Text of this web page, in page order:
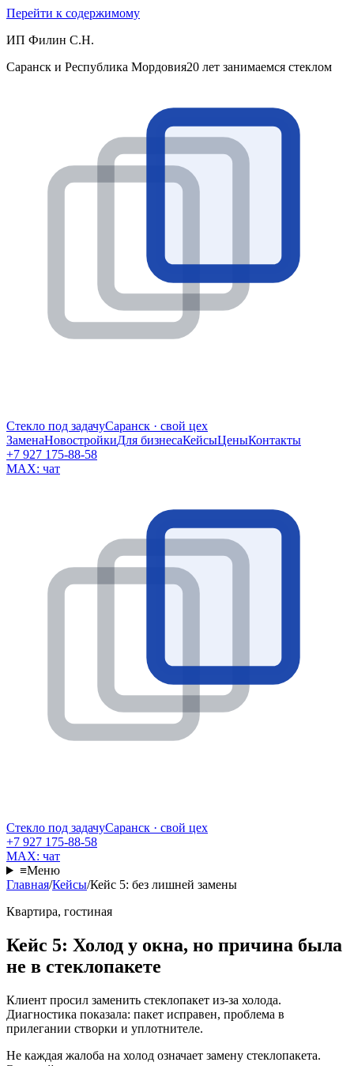
Перейти к содержимому
ИП Филин С.Н.
Саранск и Республика Мордовия20 лет занимаемся стеклом
Стекло под задачуСаранск · свой цех
ЗаменаНовостройкиДля бизнесаКейсыЦеныКонтакты
+7 927 175-88-58
MAX: чат
Стекло под задачуСаранск · свой цех
+7 927 175-88-58
MAX: чат
≡Меню
Главная/Кейсы/Кейс 5: без лишней замены
Квартира, гостиная
Кейс 5: Холод у окна, но причина была
не в стеклопакете
Клиент просил заменить стеклопакет из-за холода.
Диагностика показала: пакет исправен, проблема в
прилегании створки и уплотнителе.
Не каждая жалоба на холод означает замену стеклопакета.